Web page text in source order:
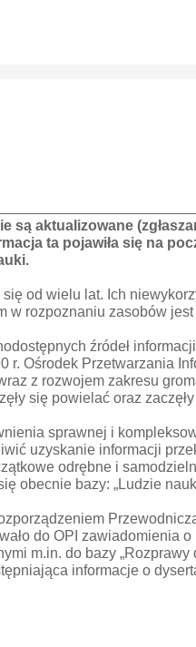
są aktualizowane
ta pojawiła się na
od wielu lat. Ich
w rozpoznaniu zasobów
źródeł
r. Ośrodek Przetwarzania
z rozwojem zakresu
się powielać oraz
sprawnej i
uzyskanie informacji
odrębne i
obecnie bazy: „Ludzie
do OPI zawiadomienia
m.in. do bazy
informacje o